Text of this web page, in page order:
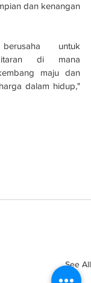
dan kenangan
untuk
di mana
maju dan
dalam hidup,"
See All